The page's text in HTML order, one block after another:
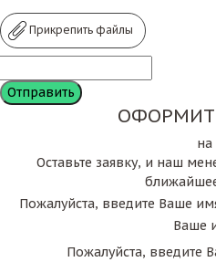
Прикрепить файлы
на
Оставьте заявку, и наш
Пожалуйста, введите Ваше
Ваше
Пожалуйста, введите